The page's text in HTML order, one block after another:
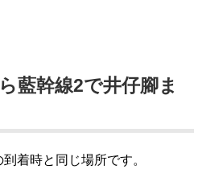
藍幹線2で井仔腳ま
着時と同じ場所です。